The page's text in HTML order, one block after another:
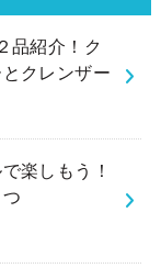
品紹介！ク
クレンザー
楽しもう！